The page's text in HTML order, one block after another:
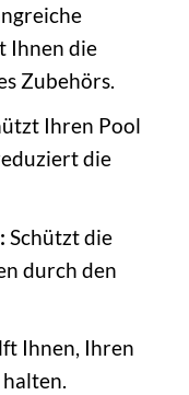
Ihnen die
Zubehörs.
Ihren Pool
die
Schützt die
durch den
Ihnen, Ihren